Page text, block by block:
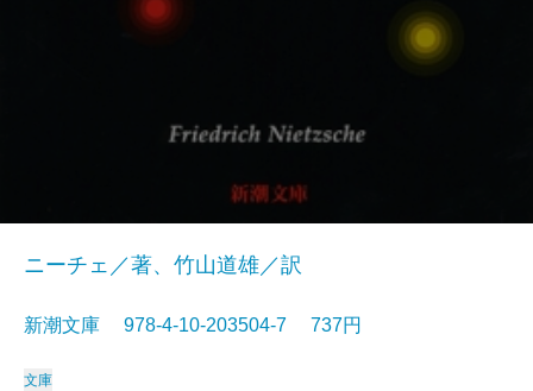
ニーチェ／著、竹山道雄／訳
新潮文庫 978-4-10-203504-7 737円
文庫